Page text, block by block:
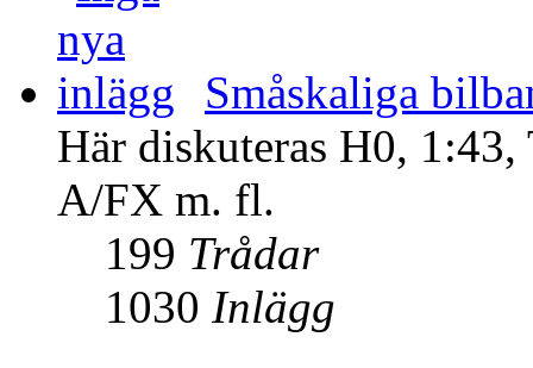
Småskaliga
Här diskuteras H0,
A/FX m. fl.
199 Trådar
1030 Inlägg